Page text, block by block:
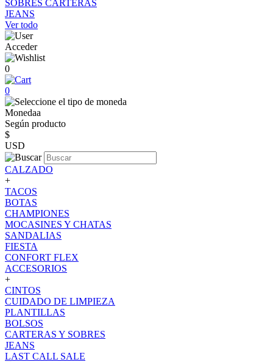
SOBRES CARTERAS
JEANS
Ver todo
Acceder
0
0
Monedaa
Según producto
$
USD
CALZADO
+
TACOS
BOTAS
CHAMPIONES
MOCASINES Y CHATAS
SANDALIAS
FIESTA
CONFORT FLEX
ACCESORIOS
+
CINTOS
CUIDADO DE LIMPIEZA
PLANTILLAS
BOLSOS
CARTERAS Y SOBRES
JEANS
LAST CALL SALE